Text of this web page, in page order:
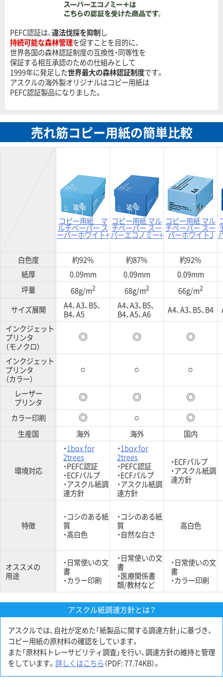
PEFC認証は、違法伐採を抑制し
持続可能な森林管理を促すことを目的に、
世界各国の森林認証制度の互換性・同等性を
保証する相互承認のための仕組みとして
1999年に発足した世界最大の森林認証制度です。
アスクルの海外製オリジナルはコピー用紙は
PEFC認証製品になりました。
売れ筋コピー用紙の簡単比較
コピー用紙 マ
ルチペーパー ス
ーパーホワイト+
コピー用紙 マル
チペーパー スー
パーエコノミー+
コピー用紙 マル
チペーパー スー
パーホワイトJ
白色度 約92% 約87%
約92%
紙厚
0.09mm 0.09mm
0.09mm
坪量
68g/m2 68g/m2 66g/m2
サイズ展開
A4、A3、B5、
B4、A5
A4、A3、B5、
B4、A5、A6
A4、A3、B5、B4
インクジェット
プリンタ
（モノクロ）
◎ ◎ ◎
インクジェット
プリンタ
（カラー）
○ ○ ○
レーザー
プリンタ
◎ ◎ ◎
カラー印刷 ◎ ○ ◎
生産国 海外 海外 国内
環境対応
・1box for
2trees
・PEFC認証
・ECFパルプ
・アスクル紙調
達方針
・1box for
2trees
・PEFC認証
・ECFパルプ
・アスクル紙調
達方針
・ECFパルプ
・アスクル紙調
達方針
特徴
・コシのある紙
質
・高白色
・コシのある紙
質
・自然な白さ
高白色
オススメの
用途
・日常使いの文
書
・カラー印刷
・日常使いの文
書
・医療関係書
類/教材など
・日常使いの文
書
・カラー印刷
アスクル紙調達方針とは？
アスクルでは、自社が定めた「紙製品に関する調達方針」に基づき、
コピー用紙の原材料の確認をしています。
また「原材料トレーサビリティ調査」を行い、調達方針の維持と管理
をしています。 詳しくはこちら（PDF: 77.74KB）。